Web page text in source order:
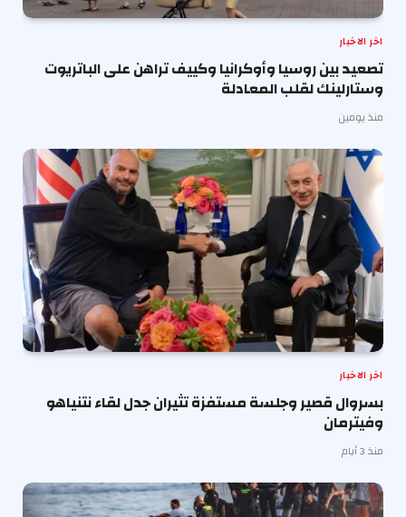
اخر الاخبار
تصعيد بين روسيا وأوكرانيا وكييف تراهن على الباتريوت
وستارلينك لقلب المعادلة
منذ يومين
اخر الاخبار
بسروال قصير وجلسة مستفزة تثيران جدل لقاء نتنياهو
وفيترمان
منذ 3 أيام